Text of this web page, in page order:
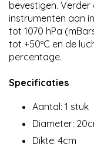
bevestigen.
instrumenten aan
tot 1070 hPa
tot +50ºC en de
percentage.
Specificaties
Aantal: 1 stuk
Diameter:
Dikte: 4cm